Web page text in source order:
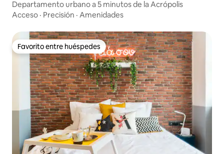
Departamento urbano a 5 minutos de la Acrópolis
Acceso · Precisión · Amenidades
Favorito entre huéspedes
Favorito entre huéspedes